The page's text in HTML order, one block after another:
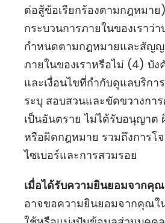
ต่อสู้ข้อเรียกร้องตามกฎหมา
กระบวนการภายในของเราว่
กำหนดตามกฎหมายและสัญญ
ภายในของเราหรือไม่ (4) บั
และเงื่อนไขที่กำกับดูแลบริก
ระบุ สอบสวนและขัดขวางกา
เป็นอันตราย ไม่ได้รับอนุญาต
หรือผิดกฎหมาย รวมถึงการโ
ไซเบอร์และการสวมรอย
เมื่อได้รับความยินยอมจากคุ
อาจขอความยินยอมจากคุณใ